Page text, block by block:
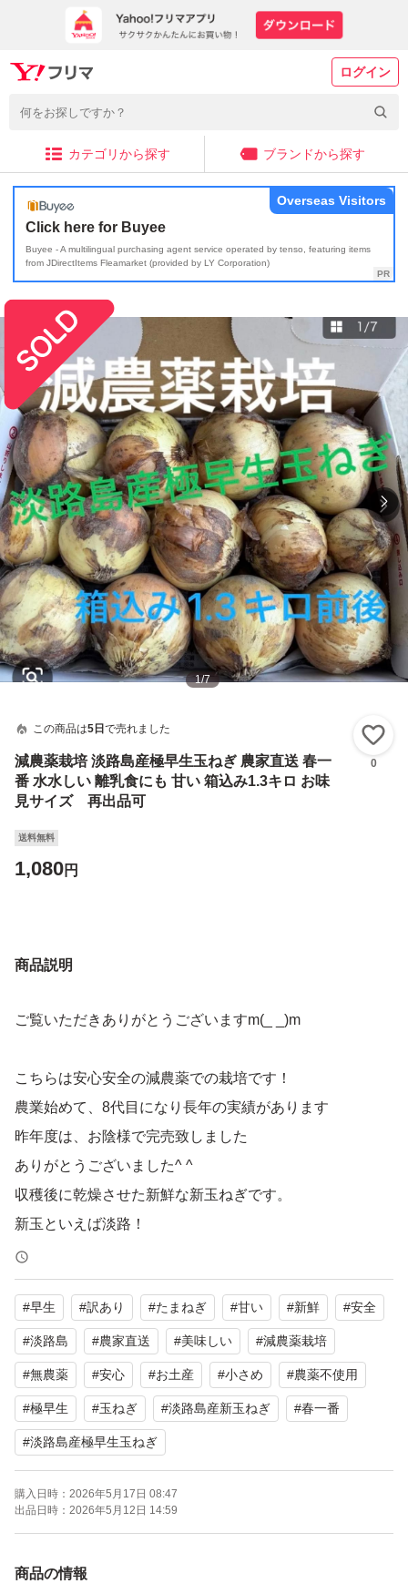
ログイン
カテゴリから探す ブランドから探す
Click here for Buyee
Buyee - A multilingual purchasing agent service operated by tenso, featuring items
from JDirectItems Fleamarket (provided by LY Corporation)
Overseas Visitors
1/7
この商品は5日 で売れました
減農薬栽培 淡路島産極早生玉ねぎ 農家直送 春一
番 水水しい 離乳食にも 甘い 箱込み1.3キロ お味
見サイズ 再出品可
0
送料無料
1,080円
商品説明
ご覧いただきありがとうございますm(_ _)m
こちらは安心安全の減農薬での栽培です！
農業始めて、8代目になり長年の実績があります
昨年度は、お陰様で完売致しました
ありがとうございました^ ^
収穫後に乾燥させた新鮮な新玉ねぎです。
新玉といえば淡路！
新鮮で、柔らかく、甘く、水々しく、加熱にて甘さが増
し、色んな用途で美味しく食べられます♪
商品:淡路島新玉ねぎ
品種:極早生 春一番
内容: 箱込み1.3キロ前後です。収穫後に少し乾燥させて詰
めた採れたてです。お写真はイメージです。
サイズ:鶏卵大のものが多く、使い切りサイズとなります
m(_ _)m
#早生 #訳あり #たまねぎ #甘い #新鮮 #安全
#淡路島 #農家直送 #美味しい #減農薬栽培
#無農薬 #安心 #お土産 #小さめ #農薬不使用
#極早生 #玉ねぎ #淡路島産新玉ねぎ #春一番
#淡路島産極早生玉ねぎ
購入日時： 2026年5月17日 08:47
出品日時： 2026年5月12日 14:59
商品の情報